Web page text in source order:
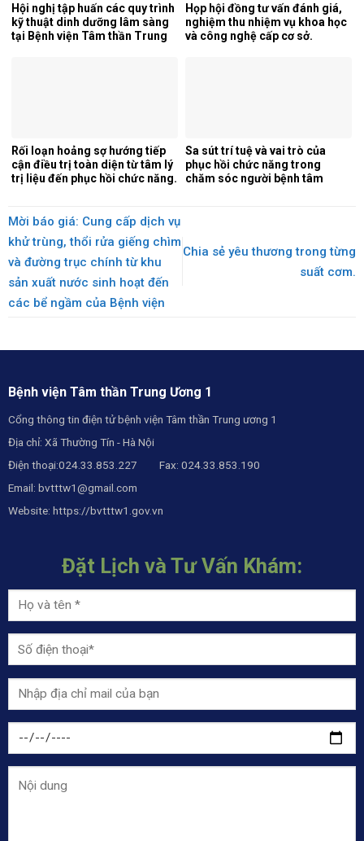
Hội nghị tập huấn các quy trình
kỹ thuật dinh dưỡng lâm sàng
tại Bệnh viện Tâm thần Trung
Họp hội đồng tư vấn đánh giá,
nghiệm thu nhiệm vụ khoa học
và công nghệ cấp cơ sở.
Rối loạn hoảng sợ hướng tiếp
cận điều trị toàn diện từ tâm lý
trị liệu đến phục hồi chức năng.
Sa sút trí tuệ và vai trò của
phục hồi chức năng trong
chăm sóc người bệnh tâm
Mời báo giá: Cung cấp dịch vụ
khử trùng, thổi rửa giếng chìm
và đường trục chính từ khu
sản xuất nước sinh hoạt đến
các bể ngầm của Bệnh viện
Chia sẻ yêu thương trong từng
suất cơm.
Bệnh viện Tâm thần Trung Ương 1
Cổng thông tin điện tử bệnh viện Tâm thần Trung ương 1
Địa chỉ: Xã Thường Tín - Hà Nội
Điện thoại:024.33.853.227 Fax: 024.33.853.190
Email: bvtttw1@gmail.com
Website: https://bvtttw1.gov.vn
Đặt Lịch và Tư Vấn Khám: